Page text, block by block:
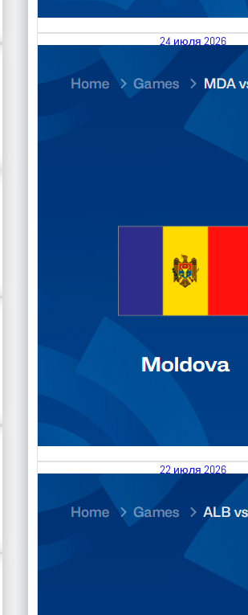
24 июля 2026
25.07.2026
Division C
Читать далее
22 июля 2026
23.07.2026
Division C
Читать далее